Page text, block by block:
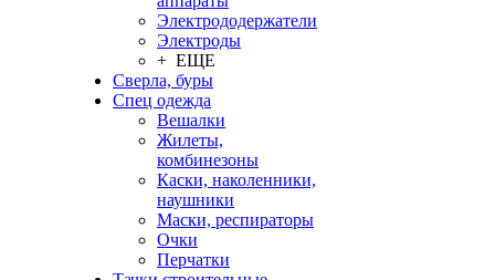
Электрододержатели
Электроды
+ ЕЩЕ
Сверла, буры
Спец одежда
Вешалки
Жилеты,
комбинезоны
Каски, наколенники,
наушники
Маски, респираторы
Очки
Перчатки